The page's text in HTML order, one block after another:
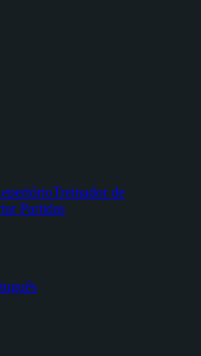
Treinador de
Partidas